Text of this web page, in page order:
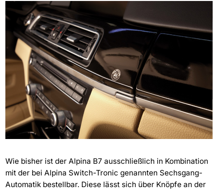
Wie bisher ist der Alpina B7 ausschließlich in Kombination
mit der bei Alpina Switch-Tronic genannten Sechsgang-
Automatik bestellbar. Diese lässt sich über Knöpfe an der